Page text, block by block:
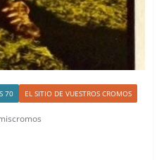
70 EL SITIO DE VUESTROS CROMOS